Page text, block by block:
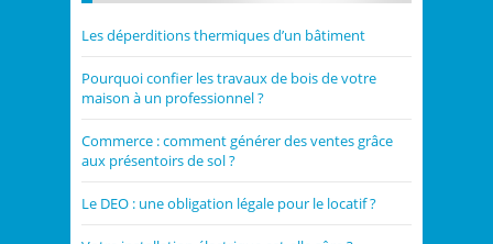
Les déperditions thermiques d’un bâtiment
Pourquoi confier les travaux de bois de votre
maison à un professionnel ?
Commerce : comment générer des ventes grâce
aux présentoirs de sol ?
Le DEO : une obligation légale pour le locatif ?